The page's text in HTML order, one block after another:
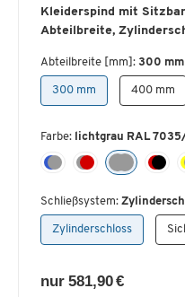
Kleiderspind mit
Abteilbreite,
Abteilbreite [mm]: 300 mm
300 mm 400 mm
Farbe: lichtgrau RAL
Schließsystem:
Zylinderschloss
nur 581,90 €